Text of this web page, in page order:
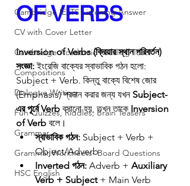
Cambridge IELTS Listening Answer
CV with Cover Letter
Cambridge Academic Reading Tests
Compositions
Dialogue Writing
Fun Quizzes, Riddles, Brain Teasers
Grammar
Grammar Workheets- Board Questions
HSC English
OF VERBS
Inversion of Verbs (ক্রিয়ার স্থান পরিবর্তন)
সংজ্ঞা: ইংরেজি বাক্যের স্বাভাবিক গঠন হলো:
Subject + Verb. কিন্তু বাক্যে বিশেষ জোর
(Emphasis) প্রদান করার জন্য যখন Subject-
এর পূর্বে Verb বসানো হয়, তখন তাকে Inversion
of Verb বলে।
স্বাভাবিক গঠন: Subject + Verb +
Object/Adverb
Inverted গঠন: Adverb + Auxiliary
Verb + Subject + Main Verb